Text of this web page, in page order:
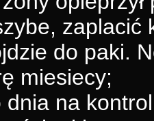
zaplacić
do paki.
miesiecy;
dnia na